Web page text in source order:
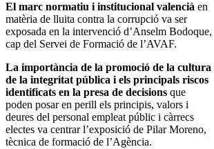
El marc normatiu i institucional valencià en
matèria de lluita contra la corrupció va ser
exposada en la intervenció d’Anselm Bodoque,
cap del Servei de Formació de l’AVAF.
La importància de la promoció de la cultura
de la integritat pública i els principals riscos
identificats en la presa de decisions que
poden posar en perill els principis, valors i
deures del personal empleat públic i càrrecs
electes va centrar l’exposició de Pilar Moreno,
tècnica de formació de l’Agència.